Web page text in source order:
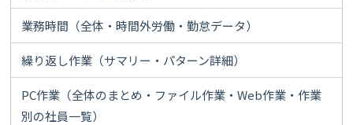
業務時間（全体・時間外労働・勤怠データ）
繰り返し作業（サマリー・パターン詳細）
PC作業（全体のまとめ・ファイル作業・Web作業・作業
別の社員一覧）